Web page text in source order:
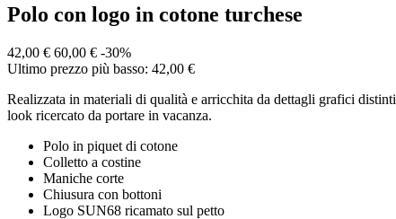
Polo con logo in cotone turchese
42,00 € 60,00 € -30%
Ultimo prezzo più basso: 42,00 €
Realizzata in materiali di qualità e arricchita da dettagli grafici
look ricercato da portare in vacanza.
Polo in piquet di cotone
Colletto a costine
Maniche corte
Chiusura con bottoni
Logo SUN68 ricamato sul petto